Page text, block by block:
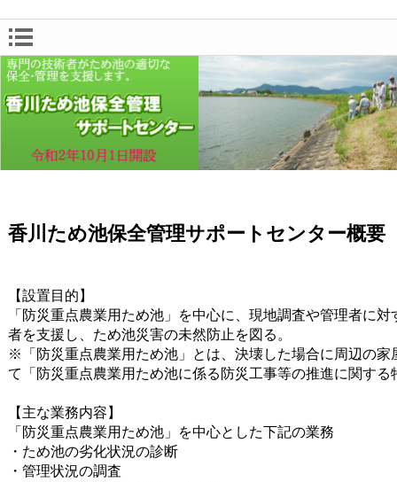
香川ため池保全管理サポートセンター概要
【設置目的】
「防災重点農業用ため池」を中心に、現地調査や管理者に
者を支援し、ため池災害の未然防止を図る。
※「防災重点農業用ため池」とは、決壊した場合に周辺の
て「防災重点農業用ため池に係る防災工事等の推進に関す
【主な業務内容】
「防災重点農業用ため池」を中心とした下記の業務
・ため池の劣化状況の診断
・管理状況の調査